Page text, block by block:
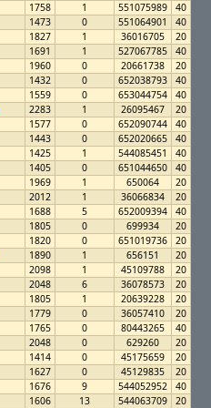
1758 1 551075989
40
1473 0 551064901
40
1827 1 36016705
20
1691 1 527067785
40
1960 0 20661738
20
1432 0 652038793
40
1559 0 653044754
40
2283 1 26095467
20
1577 0 652090744
40
1443 0 652020665
40
1425 1 544085451
40
1405 0 651044650
40
1969 1 650064
20
2012 1 36066834
20
1688 5 652009394
40
1805 0 699934
20
1820 0 651019736
20
1890 1 656151
20
2098 1 45109788
20
2048 6 36078573
20
1805 1 20639228
20
1779 0 36057410
20
1765 0 80443265
40
2048 0 629260
20
1414 0 45175659
20
1627 0 45129835
20
1676 9 544052952
40
1606 13 544063709
20